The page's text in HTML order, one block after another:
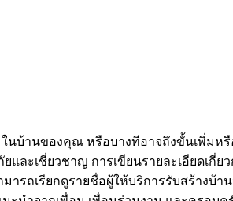
บ้านของคุณ หรือบางทีอาจถึงขั้นเพิ่มห
ะเชี่ยวชาญ การเขียนรายละเอียดเกี่
รถเรียกดูรายชื่อผู้ให้บริการรับสร้างบ้